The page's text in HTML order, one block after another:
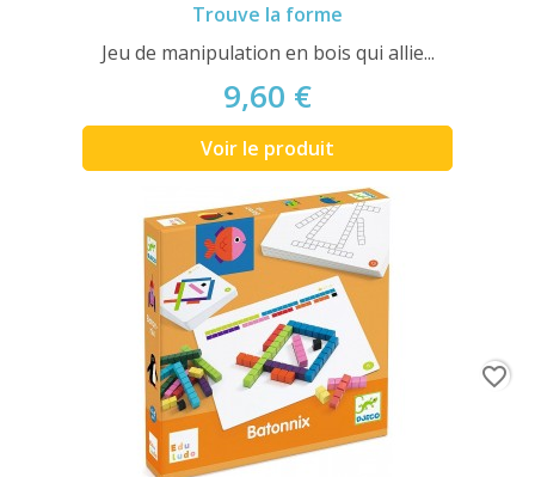
Trouve la forme
Jeu de manipulation en bois qui allie...
9,60 €
Voir le produit
favorite_border